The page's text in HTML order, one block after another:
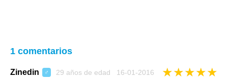
1 comentarios
Zinedin ♂ 29 años de edad 16-01-2016 ★★★★★